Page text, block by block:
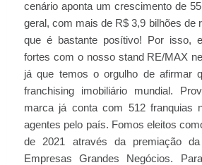
cenário aponta um crescimento de
geral, com mais de R$ 3,9 bilhões de
que é bastante posítivo! Por isso,
fortes com o nosso stand RE/MAX
já que temos o orgulho de afirmar
franchising imobiliário mundial.
marca já conta com 512 franquias
agentes pelo país. Fomos eleitos
de 2021 através da premiação
Empresas Grandes Negócios.